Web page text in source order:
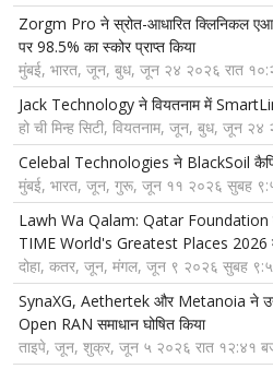
Zorgm Pro ने स्रोत-आधारित क्लिनिकल
पर 98.5% का स्कोर प्राप्त किया
मुंबई, भारत, जून, बुध, जून २४ २०२६ रात
Jack Technology ने वियतनाम में
हो ची मिन्ह सिटी, वियतनाम, जून, बुध, जून
Celebal Technologies ने BlackSoil
मुंबई, भारत, जून, गुरू, जून ११ २०२६ सुबह
Lawh Wa Qalam: Qatar
TIME World's Greatest Places 2026 में
दोहा, कतर, जून, मंगल, जून ९ २०२६ सुबह
SynaXG, Aethertek और Metanoia ने
Open RAN समाधान घोषित किया
ताइपे, जून, शुक्र, जून ५ २०२६ रात १२:४१